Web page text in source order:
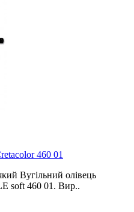
460 01
Вугільний олівець
soft 460 01. Вир..